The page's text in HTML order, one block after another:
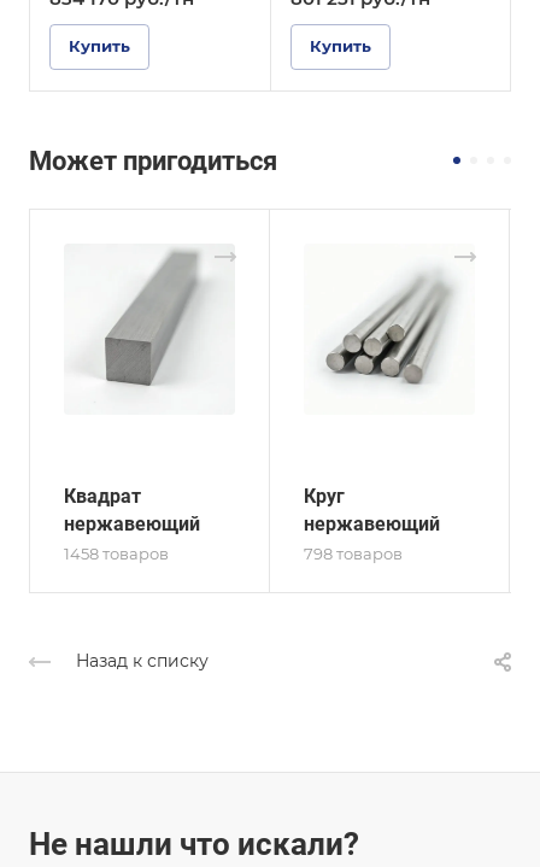
Купить Купить
Может пригодиться
Квадрат
нержавеющий
1458 товаров
Круг
нержавеющий
798 товаров
Назад к списку
Не нашли что искали?